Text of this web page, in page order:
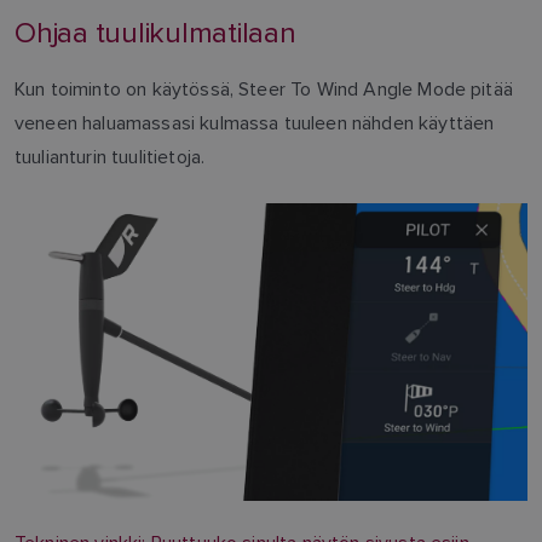
Ohjaa tuulikulmatilaan
Kun toiminto on käytössä, Steer To Wind Angle Mode pitää
veneen haluamassasi kulmassa tuuleen nähden käyttäen
tuulianturin tuulitietoja.